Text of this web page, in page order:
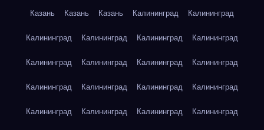
Казань Казань Казань Калининград Калининград
Калининград Калининград Калининград Калининград
Калининград Калининград Калининград Калининград
Калининград Калининград Калининград Калининград
Калининград Калининград Калининград Калининград